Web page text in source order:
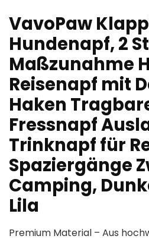
VavoPaw
Hundenapf, 2
Maßzunahme
Reisenapf mit
Haken
Fressnapf
Trinknapf für
Spaziergänge
Camping,
Lila
Premium Material – Aus